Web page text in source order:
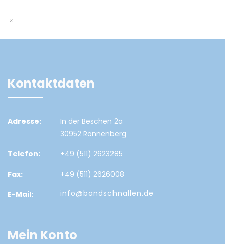
Kontaktdaten
Adresse:
In der Beschen 2a
30952 Ronnenberg
Telefon:
+49 (511) 2623285
Fax:
+49 (511) 2626008
E-Mail:
info@bandschnallen.de
Mein Konto